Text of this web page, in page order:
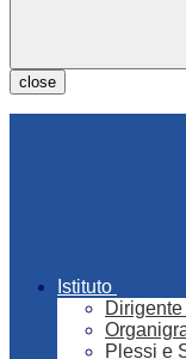
close
Istituto
Plessi e